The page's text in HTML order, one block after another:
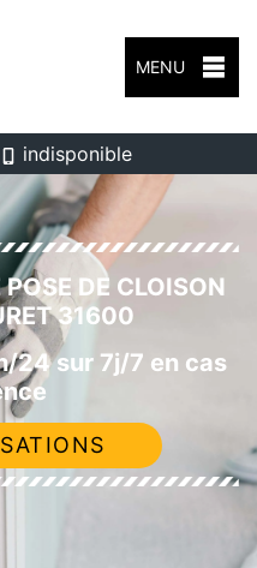
MENU
indisponible
DE CLOISON
31600
24 sur 7j/7 en cas